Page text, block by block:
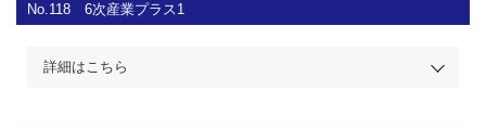
No.118 6次産業プラス1
詳細はこちら